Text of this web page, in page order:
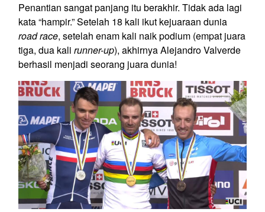
Penantian sangat panjang itu berakhir. Tidak ada lagi
kata “hampir.” Setelah 18 kali ikut kejuaraan dunia
road race, setelah enam kali naik podium (empat juara
tiga, dua kali runner-up), akhirnya Alejandro Valverde
berhasil menjadi seorang juara dunia!